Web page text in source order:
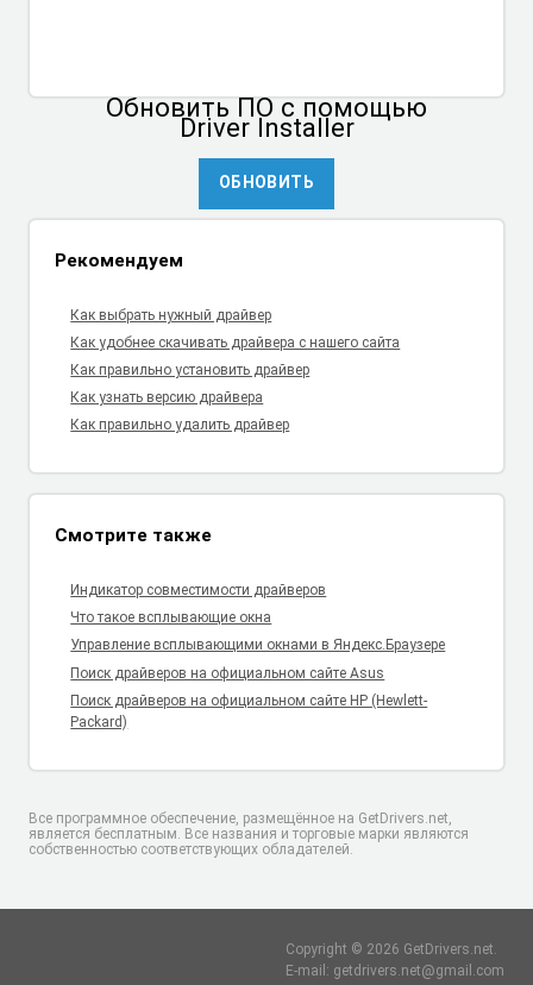
Обновить ПОс помощью
Driver Installer
ОБНОВИТЬ
Рекомендуем
Как выбрать нужный драйвер
Как удобнее скачивать драйвера с нашего сайта
Как правильно установить драйвер
Как узнать версию драйвера
Как правильно удалить драйвер
Смотрите также
Индикатор совместимости драйверов
Что такое всплывающие окна
Управление всплывающими окнами в Яндекс.Браузере
Поиск драйверов на официальном сайте Asus
Поиск драйверов на официальном сайте HP (Hewlett-
Packard)
Все программное обеспечение, размещённое на GetDrivers.net,
является бесплатным. Все названия и торговые марки являются
собственностью соответствующих обладателей.
Copyright © 2026 GetDrivers.net.
E-mail: getdrivers.net@gmail.com